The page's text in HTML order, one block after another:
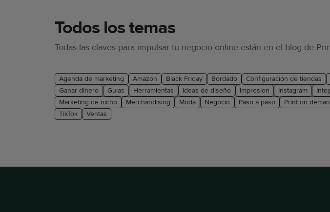
Todos los temas
Todas las claves para impulsar tu negocio online están en el blog de
Agenda de marketing Amazon Black Friday Bordado Configuración de tiendas
Ganar dinero
Guías Herramientas Ideas de diseño Impresión Instagram
Marketing de nicho
Merchandising Moda Negocio Paso a paso Print on
TikTok
Ventas